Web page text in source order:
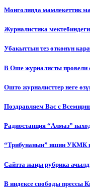
Монголияда мамлекеттик
Журналистика
Убакыттын тез өткөнүн
В Оше журналисты провели
Ошто журналисттер неге
Поздравляем Вас с
Радиостанция “Алмаз”
“Трибунанын” ишин УКМК
Сайтта жаңы рубрика
В индексе свободы прессы